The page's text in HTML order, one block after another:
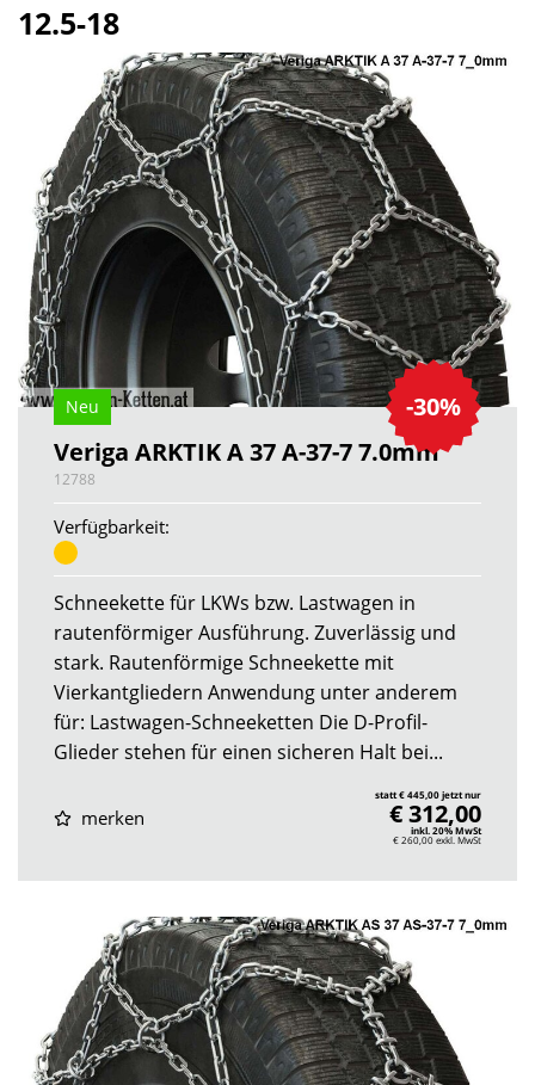
12.5-18
-30%
Neu
Veriga ARKTIK A 37 A-37-7 7.0mm
12788
Verfügbarkeit:
Schneekette für LKWs bzw. Lastwagen in
rautenförmiger Ausführung. Zuverlässig und
stark. Rautenförmige Schneekette mit
Vierkantgliedern Anwendung unter anderem
für: Lastwagen-Schneeketten Die D-Profil-
Glieder stehen für einen sicheren Halt bei...
merken
statt € 445,00 jetzt nur
€ 312,00
inkl. 20% MwSt
€ 260,00exkl. MwSt